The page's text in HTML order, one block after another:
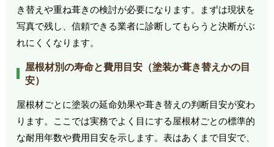
き替えや重ね葺きの検討が必要になります。まずは現状を
写真で残し、信頼できる業者に診断してもらうと決断がぶ
れにくくなります。
屋根材別の寿命と費用目安（塗装か葺き替えかの目
安）
屋根材ごとに塗装の延命効果や葺き替えの判断目安が変わ
ります。ここでは実務でよく目にする屋根材ごとの標準的
な耐用年数や費用目安を示します。表はあくまで目安で、